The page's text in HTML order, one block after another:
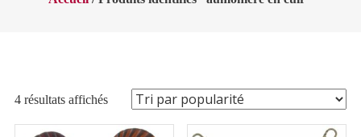
4 résultats affichésTrié
par